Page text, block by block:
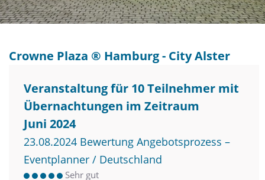
Crowne Plaza ® Hamburg - City Alster
Veranstaltung für 10 Teilnehmer mit
Übernachtungen im Zeitraum
Juni 2024
23.08.2024 Bewertung Angebotsprozess –
Eventplanner / Deutschland
Sehr gut